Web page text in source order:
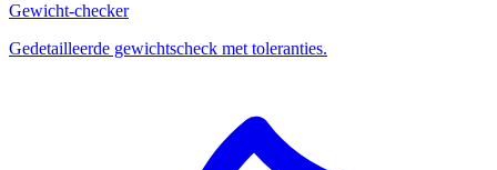
Gewicht-checker
Gedetailleerde gewichtscheck met toleranties.